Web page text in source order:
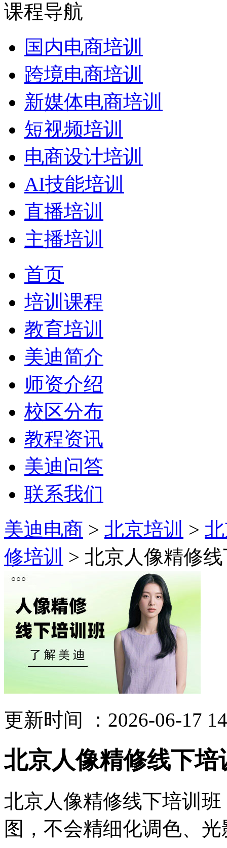
课程导航
国内电商培训
跨境电商培训
新媒体电商培训
短视频培训
电商设计培训
AI技能培训
直播培训
主播培训
首页
培训课程
教育培训
美迪简介
师资介绍
校区分布
教程资讯
美迪问答
联系我们
美迪电商 > 北京培训 >
修培训 > 北京人像精修
更新时间 ：2026-06-17
北京人像精修线下培
北京人像精修线下培训
图，不会精细化调色、